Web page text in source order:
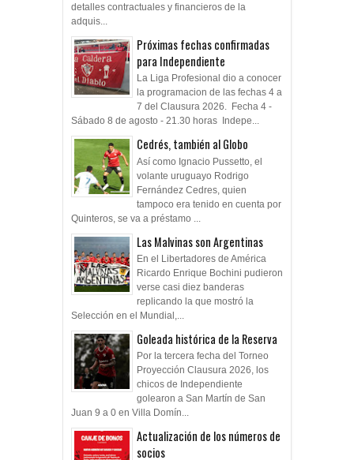
detalles contractuales y financieros de la
adquis...
Próximas fechas confirmadas
para Independiente
La Liga Profesional dio a conocer
la programacion de las fechas 4 a
7 del Clausura 2026. Fecha 4 -
Sábado 8 de agosto - 21.30 horas Indepe...
Cedrés, también al Globo
Así como Ignacio Pussetto, el
volante uruguayo Rodrigo
Fernández Cedres, quien
tampoco era tenido en cuenta por
Quinteros, se va a préstamo ...
Las Malvinas son Argentinas
En el Libertadores de América
Ricardo Enrique Bochini pudieron
verse casi diez banderas
replicando la que mostró la
Selección en el Mundial,...
Goleada histórica de la Reserva
Por la tercera fecha del Torneo
Proyección Clausura 2026, los
chicos de Independiente
golearon a San Martín de San
Juan 9 a 0 en Villa Domín...
Actualización de los números de
socios